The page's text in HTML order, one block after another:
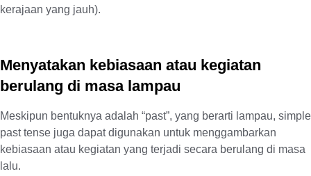
kerajaan yang jauh).
Menyatakan kebiasaan atau kegiatan
berulang di masa lampau
Meskipun bentuknya adalah “past”, yang berarti lampau, simple
past tense juga dapat digunakan untuk menggambarkan
kebiasaan atau kegiatan yang terjadi secara berulang di masa
lalu.